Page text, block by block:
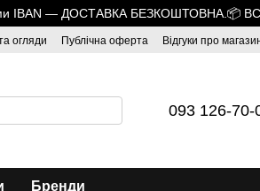
IBAN — ДОСТАВКА
огляди Публічна оферта Відгуки про
093 126-70-
Бренди